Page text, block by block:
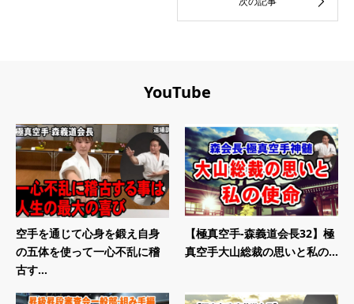
YouTube
空手を通じて心身を鍛え自身
の五体を使って一心不乱に稽
古す...
【極真空手-森義道会長32】極
真空手大山総裁の思いと私の...